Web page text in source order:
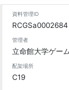
資料管理ID
RCGSa0002684
管理者
立命館大学ゲー
配架場所
C19